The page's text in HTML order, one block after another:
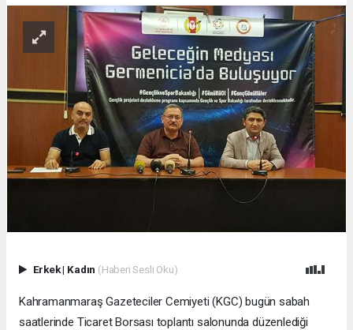
Erkek| Kadın (Haberi Sesli Oku)
Kahramanmaraş Gazeteciler Cemiyeti (KGC) bugün sabah
saatlerinde Ticaret Borsası toplantı salonunda düzenlediği